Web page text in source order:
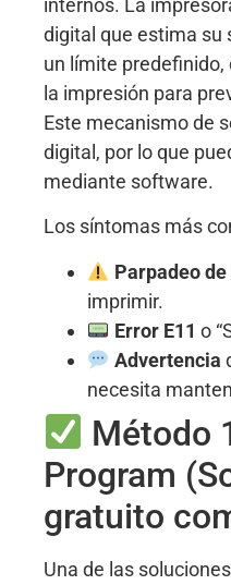
internos. La
digital que estima su
un límite
la impresión para
Este mecanismo de
digital, por lo que
mediante software.
Los síntomas más
Parpadeo
imprimir.
Error E11 o
Advertencia
necesita
Método
Program
gratuito
Una de las